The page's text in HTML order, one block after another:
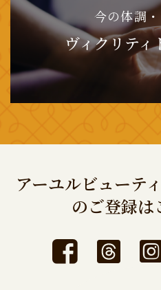
今の体調
ヴィクリティ
アーユルビューテ
のご登録は